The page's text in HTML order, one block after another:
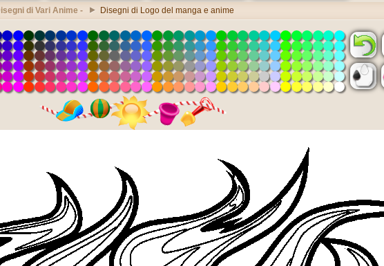
di Vari Anime - Disegni di Logo del manga e anime